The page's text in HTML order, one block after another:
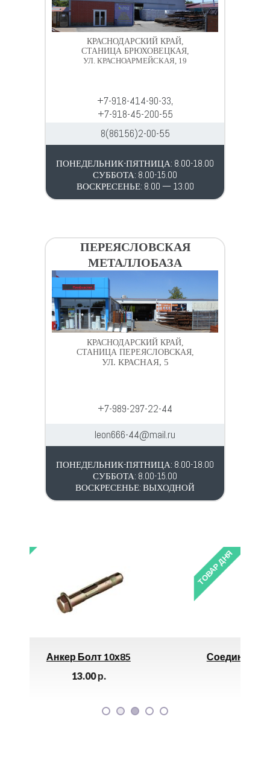
КРАСНОДАРСКИЙ КРАЙ,
СТАНИЦА БРЮХОВЕЦКАЯ,
УЛ. КРАСНОАРМЕЙСКАЯ, 19
+7-918-414-90-33,
+7-918-45-200-55
8(86156)2-00-55
ПОНЕДЕЛЬНИК-ПЯТНИЦА: 8.00-18.00
СУББОТА: 8.00-15.00
ВОСКРЕСЕНЬЕ: 8.00 — 13.00
ПЕРЕЯСЛОВСКАЯ
МЕТАЛЛОБАЗА
КРАСНОДАРСКИЙ КРАЙ,
СТАНИЦА ПЕРЕЯСЛОВСКАЯ,
УЛ. КРАСНАЯ, 5
+7-989-297-22-44
leon666-44@mail.ru
ПОНЕДЕЛЬНИК-ПЯТНИЦА: 8.00-18.00
СУББОТА: 8.00-15.00
ВОСКРЕСЕНЬЕ: ВЫХОДНОЙ
Соединение Внутреннее «GEBO» 3/4″ *